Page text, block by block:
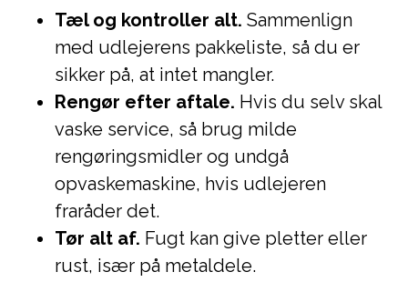
Tæl og kontroller alt. Sammenlign
med udlejerens pakkeliste, så du er
sikker på, at intet mangler.
Rengør efter aftale. Hvis du selv skal
vaske service, så brug milde
rengøringsmidler og undgå
opvaskemaskine, hvis udlejeren
fraråder det.
Tør alt af. Fugt kan give pletter eller
rust, især på metaldele.